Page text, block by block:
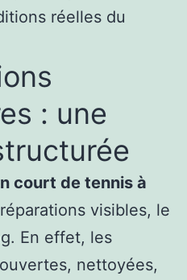
réelles du
: une
court de tennis à
visibles, le
En effet, les
nettoyées,